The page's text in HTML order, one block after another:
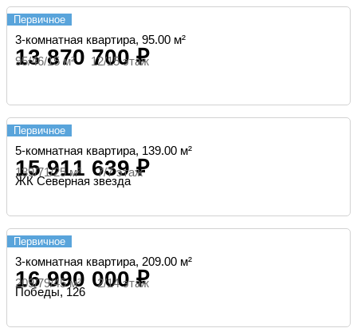
Первичное
3-комнатная квартира, 95.00 м²
13 870 700 ₽
95/46/15 м² 12/15 этаж
Первичное
5-комнатная квартира, 139.00 м²
15 911 639 ₽
139/71/25 м² 7/7 этаж
ЖК Северная звезда
Первичное
3-комнатная квартира, 209.00 м²
16 990 000 ₽
209/79/45 м² 2/14 этаж
Победы, 126